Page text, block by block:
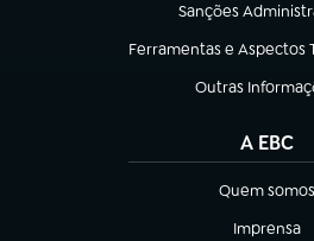
Sanções
(abre em nova
Ferramentas e Aspectos
(abre em nova aba)
Outras
(abre em nova
A EBC
Quem somos
(abre em
Imprensa
(abre em